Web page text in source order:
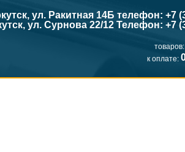
ул. Ракитная 14Б телефон: +7
ул. Сурнова 22/12 Телефон: +7
товаров:
к оплате: